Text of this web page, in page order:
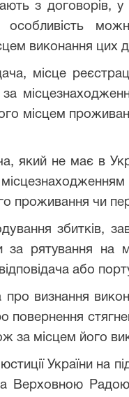
з договорів, у
особливість
виконання цих
місце
місцем
який не має в
проживання чи
збитків,
за рятування на
або
визнання
повернення
за місцем його
України на
Верховною Радою